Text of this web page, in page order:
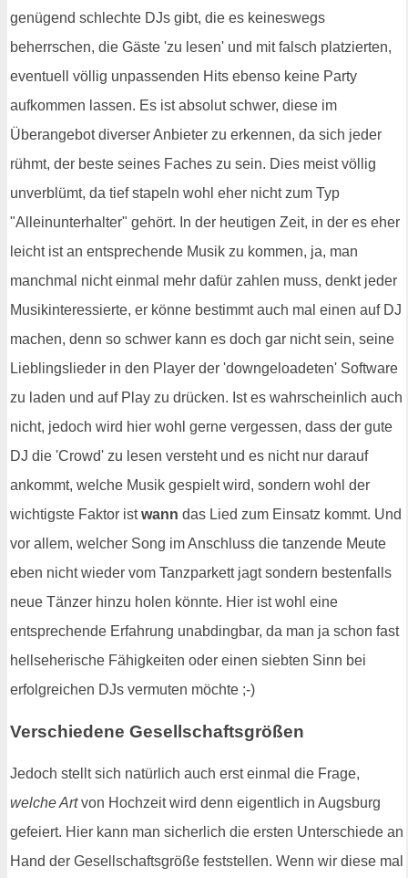
genügend schlechte DJs gibt, die es keineswegs
beherrschen, die Gäste 'zu lesen' und mit falsch platzierten,
eventuell völlig unpassenden Hits ebenso keine Party
aufkommen lassen. Es ist absolut schwer, diese im
Überangebot diverser Anbieter zu erkennen, da sich jeder
rühmt, der beste seines Faches zu sein. Dies meist völlig
unverblümt, da tief stapeln wohl eher nicht zum Typ
"Alleinunterhalter" gehört. In der heutigen Zeit, in der es eher
leicht ist an entsprechende Musik zu kommen, ja, man
manchmal nicht einmal mehr dafür zahlen muss, denkt jeder
Musikinteressierte, er könne bestimmt auch mal einen auf DJ
machen, denn so schwer kann es doch gar nicht sein, seine
Lieblingslieder in den Player der 'downgeloadeten' Software
zu laden und auf Play zu drücken. Ist es wahrscheinlich auch
nicht, jedoch wird hier wohl gerne vergessen, dass der gute
DJ die 'Crowd' zu lesen versteht und es nicht nur darauf
ankommt, welche Musik gespielt wird, sondern wohl der
wichtigste Faktor istwann das Lied zum Einsatz kommt. Und
vor allem, welcher Song im Anschluss die tanzende Meute
eben nicht wieder vom Tanzparkett jagt sondern bestenfalls
neue Tänzer hinzu holen könnte. Hier ist wohl eine
entsprechende Erfahrung unabdingbar, da man ja schon fast
hellseherische Fähigkeiten oder einen siebten Sinn bei
erfolgreichen DJs vermuten möchte ;-)
Verschiedene Gesellschaftsgrößen
Jedoch stellt sich natürlich auch erst einmal die Frage,
welche Artvon Hochzeit wird denn eigentlich in Augsburg
gefeiert. Hier kann man sicherlich die ersten Unterschiede an
Hand der Gesellschaftsgröße feststellen. Wenn wir diese mal